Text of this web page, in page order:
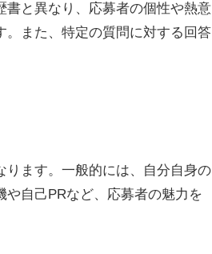
書と異なり、応募者の個性や熱意
。また、特定の質問に対する回答
ります。一般的には、自分自身の
自己PRなど、応募者の魅力を